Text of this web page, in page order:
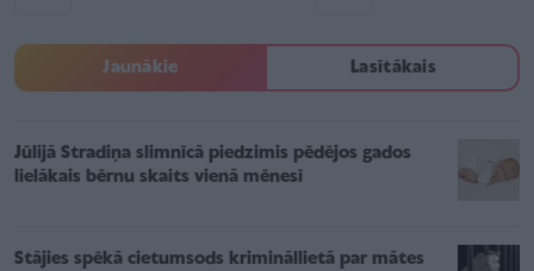
Jaunākie Lasītākais
Jūlijā Stradiņa slimnīcā piedzimis pēdējos gados
lielākais bērnu skaits vienā mēnesī
Stājies spēkā cietumsods krimināllietā par mātes